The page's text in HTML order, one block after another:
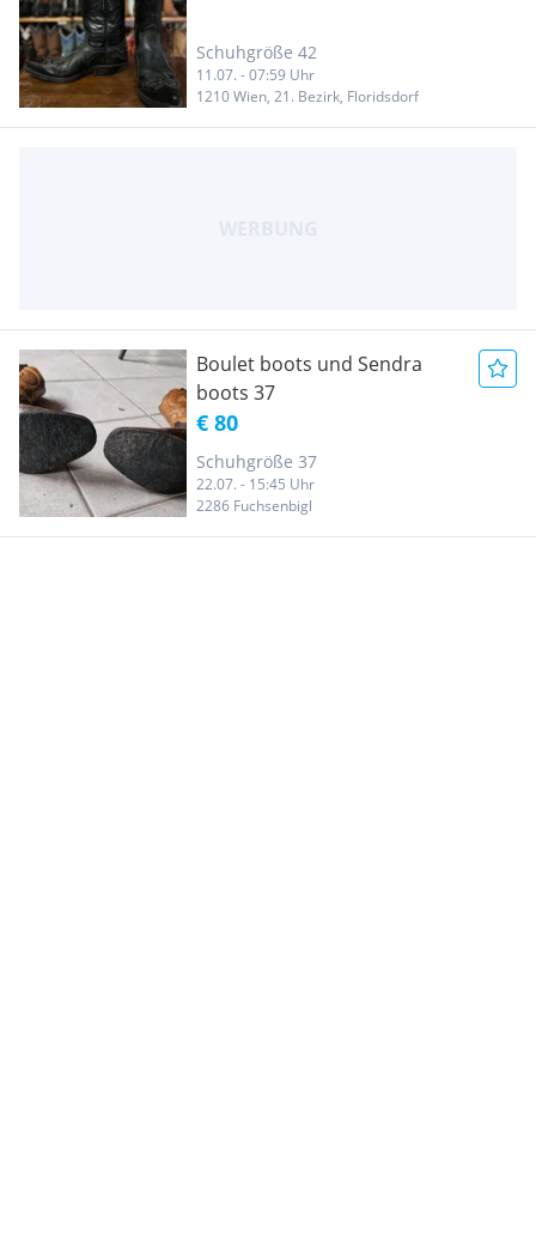
Schuhgröße 42
11.07. - 07:59 Uhr
1210 Wien, 21. Bezirk, Floridsdorf
Boulet boots und Sendra
boots 37
€ 80
Schuhgröße 37
22.07. - 15:45 Uhr
2286 Fuchsenbigl